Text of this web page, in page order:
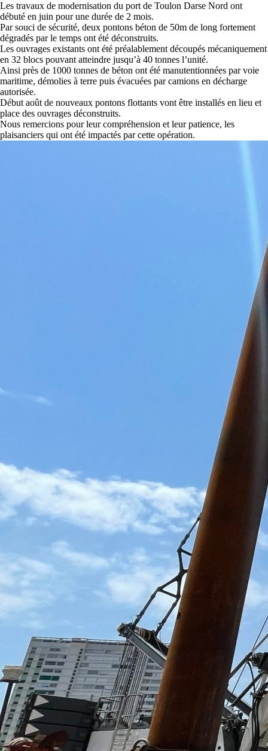
Les travaux de modernisation du port de Toulon Darse Nord ont
débuté en juin pour une durée de 2 mois.
Par souci de sécurité, deux pontons béton de 50m de long fortement
dégradés par le temps ont été déconstruits.
Les ouvrages existants ont été préalablement découpés mécaniquement
en 32 blocs pouvant atteindre jusqu’à 40 tonnes l’unité.
Ainsi près de 1000 tonnes de béton ont été manutentionnées par voie
maritime, démolies à terre puis évacuées par camions en décharge
autorisée.
Début août de nouveaux pontons flottants vont être installés en lieu et
place des ouvrages déconstruits.
Nous remercions pour leur compréhension et leur patience, les
plaisanciers qui ont été impactés par cette opération.